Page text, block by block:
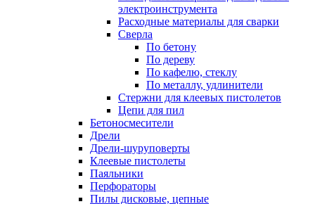
электроинструмента
Расходные материалы для сварки
Сверла
По бетону
По дереву
По кафелю, стеклу
По металлу, удлинители
Стержни для клеевых пистолетов
Цепи для пил
Бетоносмесители
Дрели
Дрели-шуруповерты
Клеевые пистолеты
Паяльники
Перфораторы
Пилы дисковые, цепные